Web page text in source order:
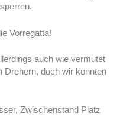
Vorregatta!
auch wie vermutet
Drehern, doch wir konnten
Zwischenstand Platz